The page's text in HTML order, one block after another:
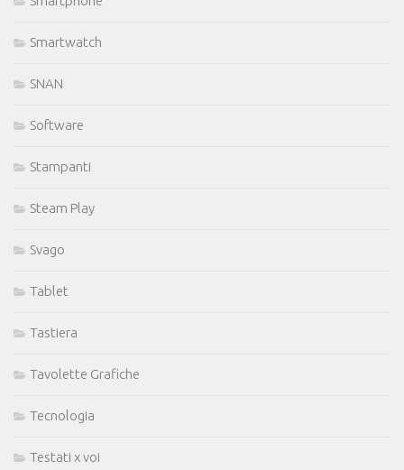
Smartwatch
SNAN
Software
Stampanti
Steam Play
Svago
Tablet
Tastiera
Tavolette Grafiche
Tecnologia
Testati x voi